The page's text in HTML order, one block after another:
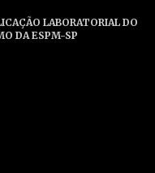
LABORATORIAL DO
DA ESPM-SP